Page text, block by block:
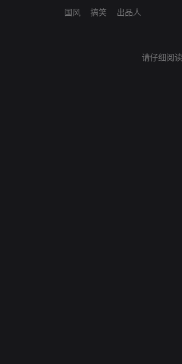
国风
搞笑
出品人
请仔细阅读